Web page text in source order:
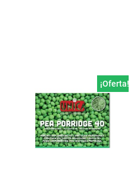
¡Oferta!